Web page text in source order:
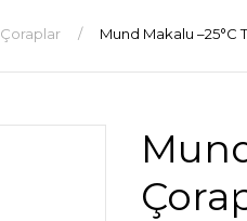
Çoraplar Mund Makalu –25°C